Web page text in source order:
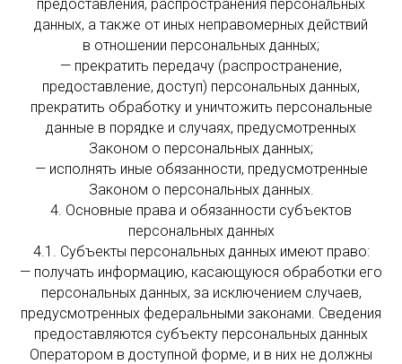
предоставления, распространения персональных
данных, а также от иных неправомерных действий
в отношении персональных данных;
— прекратить передачу (распространение,
предоставление, доступ) персональных данных,
прекратить обработку и уничтожить персональные
данные в порядке и случаях, предусмотренных
Законом о персональных данных;
— исполнять иные обязанности, предусмотренные
Законом о персональных данных.
4. Основные права и обязанности субъектов
персональных данных
4.1. Субъекты персональных данных имеют право:
— получать информацию, касающуюся обработки его
персональных данных, за исключением случаев,
предусмотренных федеральными законами. Сведения
предоставляются субъекту персональных данных
Оператором в доступной форме, и в них не должны